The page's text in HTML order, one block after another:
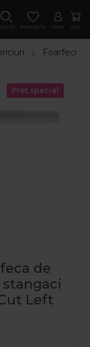
FAVORITE CONT COS
Foarfeci
Pret special
de
Left